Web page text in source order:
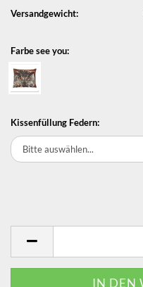
Versandgewicht:
Farbe see you:
Kissenfüllung Federn: